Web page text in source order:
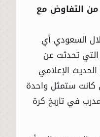
التفاوض مع
السعودي أي
تحدثت عن
الإعلامي
كانت ستمثل واحدة
في تاريخ كرة